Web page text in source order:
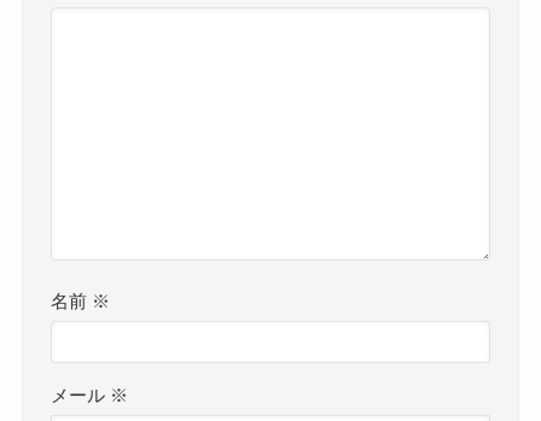
名前 ※
メール ※